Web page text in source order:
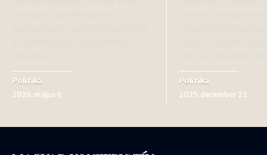
Politika
2026. május 9
Politika
2025. december 22